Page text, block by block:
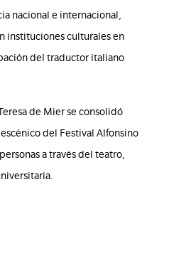
nacional e internacional,
instituciones culturales en
del traductor italiano
de Mier se consolidó
del Festival Alfonsino
a través del teatro,